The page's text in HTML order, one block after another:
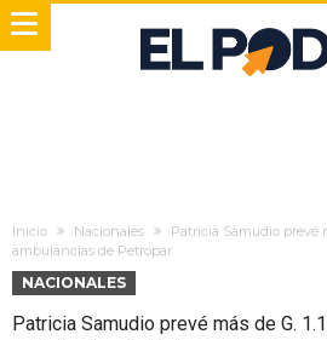
Inicio Nacionales
Patricia Samudio prevé
ambulancias de Petropar
NACIONALES
Patricia Samudio prevé más de G.